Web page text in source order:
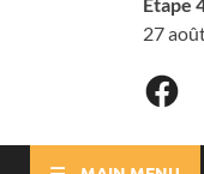
27